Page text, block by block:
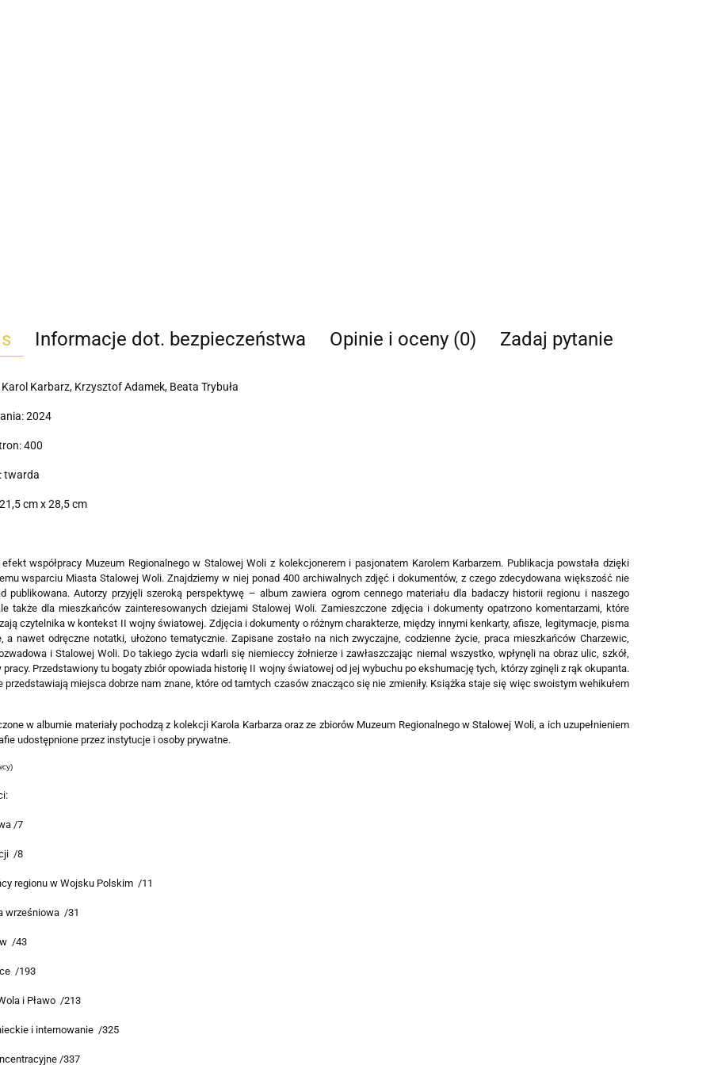
Informacje dot. bezpieczeństwa Opinie i oceny (0) Zadaj pytanie
Karbarz, Krzysztof Adamek, Beata Trybuła
2024
400
twarda
cm x 28,5 cm
współpracy Muzeum Regionalnego w Stalowej Woli z kolekcjonerem i pasjonatem Karolem Karbarzem. Publikacja powstała dzięki
wsparciu Miasta Stalowej Woli. Znajdziemy w niej ponad 400 archiwalnych zdjęć i dokumentów, z czego zdecydowana większość nie
publikowana. Autorzy przyjęli szeroką perspektywę – album zawiera ogrom cennego materiału dla badaczy historii regionu i naszego
także dla mieszkańców zainteresowanych dziejami Stalowej Woli. Zamieszczone zdjęcia i dokumenty opatrzono komentarzami, które
czytelnika w kontekst II wojny światowej. Zdjęcia i dokumenty o różnym charakterze, między innymi kenkarty, afisze, legitymacje, pisma
a nawet odręczne notatki, ułożono tematycznie. Zapisane zostało na nich zwyczajne, codzienne życie, praca mieszkańców Charzewic,
i Stalowej Woli. Do takiego życia wdarli się niemieccy żołnierze i zawłaszczając niemal wszystko, wpłynęli na obraz ulic, szkół,
pracy. Przedstawiony tu bogaty zbiór opowiada historię II wojny światowej od jej wybuchu po ekshumację tych, którzy zginęli z rąk okupanta.
przedstawiają miejsca dobrze nam znane, które od tamtych czasów znacząco się nie zmieniły. Książka staje się więc swoistym wehikułem
w albumie materiały pochodzą z kolekcji Karola Karbarza oraz ze zbiorów Muzeum Regionalnego w Stalowej Woli, a ich uzupełnieniem
udostępnione przez instytucje i osoby prywatne.
/7
/8
regionu w Wojsku Polskim /11
wrześniowa /31
/43
/193
i Pławo /213
i internowanie /325
/337